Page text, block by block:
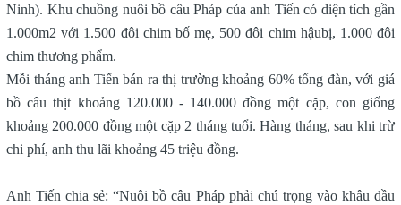
Ninh). Khu chuồng nuôi bồ câu Pháp của anh Tiến có diện tích gần
1.000m2 với 1.500 đôi chim bố mẹ, 500 đôi chim hậubị, 1.000 đôi
chim thương phẩm.
Mỗi tháng anh Tiến bán ra thị trường khoảng 60% tổng đàn, với giá
bồ câu thịt khoảng 120.000 - 140.000 đồng một cặp, con giống
khoảng 200.000 đồng một cặp 2 tháng tuổi. Hàng tháng, sau khi trừ
chi phí, anh thu lãi khoảng 45 triệu đồng.
Anh Tiến chia sẻ: “Nuôi bồ câu Pháp phải chú trọng vào khâu đầu